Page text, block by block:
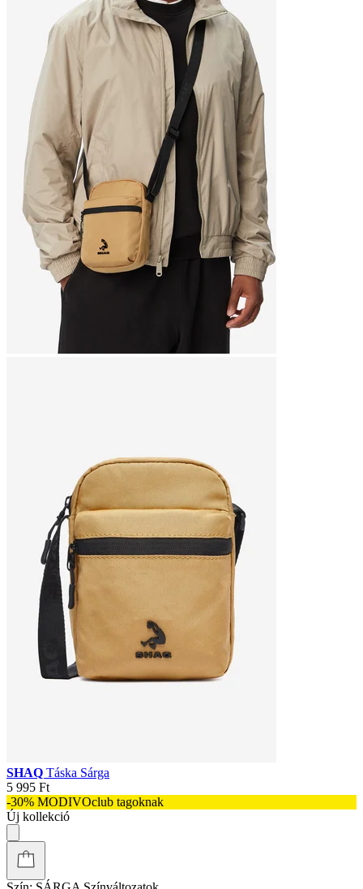
SHAQ Táska Sárga
5 995 Ft
-30% MODIVOclub tagoknak
Új kollekció